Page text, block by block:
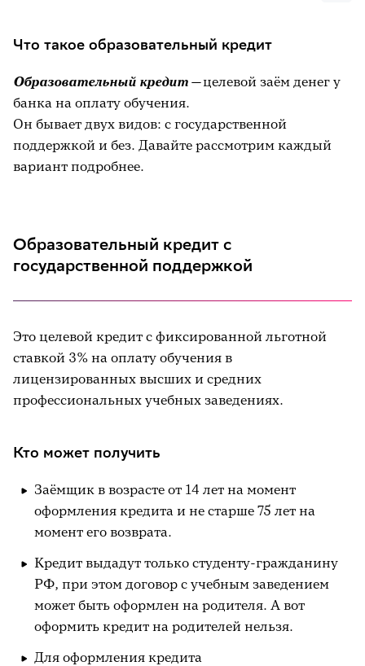
Что такое образовательный кредит
Образовательный кредит —целевой заём денег у
банка на оплату обучения.
Он бывает двух видов: с государственной
поддержкой и без. Давайте рассмотрим каждый
вариант подробнее.
Образовательный кредит с
государственной поддержкой
Это целевой кредит с фиксированной льготной
ставкой 3% на оплату обучения в
лицензированных высших и средних
профессиональных учебных заведениях.
Кто может получить
Заёмщик в возрасте от 14 лет на момент
оформления кредита и не старше 75 лет на
момент его возврата.
Кредит выдадут только студенту-гражданину
РФ, при этом договор с учебным заведением
может быть оформлен на родителя. А вот
оформить кредит на родителей нельзя.
Для оформления кредита